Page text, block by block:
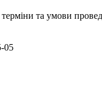
та умови
05